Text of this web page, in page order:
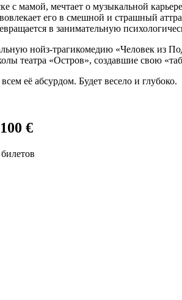
мамой, мечтает о музыкальной
его в смешной и страшный
в занимательную
нойз-трагикомедию «Человек
театра «Остров», создавшие свою
её абсурдом. Будет весело и глубоко.
€